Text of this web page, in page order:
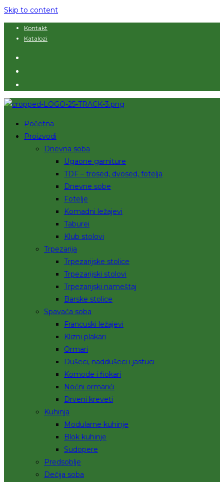
Skip to content
Kontakt
Katalozi
Početna
Proizvodi
Dnevna soba
Ugaone garniture
TDF – trosed, dvosed, fotelja
Dnevne sobe
Fotelje
Komadni ležajevi
Taburei
Klub stolovi
Trpezarija
Trpezarijske stolice
Trpezarijski stolovi
Trpezarijski nameštaj
Barske stolice
Spavaća soba
Francuski ležajevi
Klizni plakari
Ormari
Dušeci, naddušeci i jastuci
Komode i fiokari
Noćni ormarići
Drveni kreveti
Kuhinja
Modularne kuhinje
Blok kuhinje
Sudopere
Predsoblje
Dečija soba